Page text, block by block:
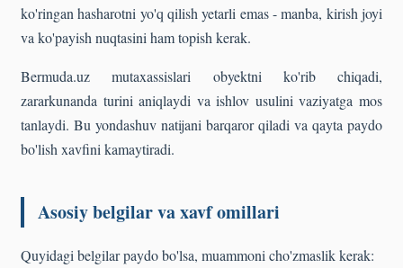
ko'ringan hasharotni yo'q qilish yetarli emas - manba, kirish joyi
va ko'payish nuqtasini ham topish kerak.
Bermuda.uz mutaxassislari obyektni ko'rib chiqadi,
zararkunanda turini aniqlaydi va ishlov usulini vaziyatga mos
tanlaydi. Bu yondashuv natijani barqaror qiladi va qayta paydo
bo'lish xavfini kamaytiradi.
Asosiy belgilar va xavf omillari
Quyidagi belgilar paydo bo'lsa, muammoni cho'zmaslik kerak: